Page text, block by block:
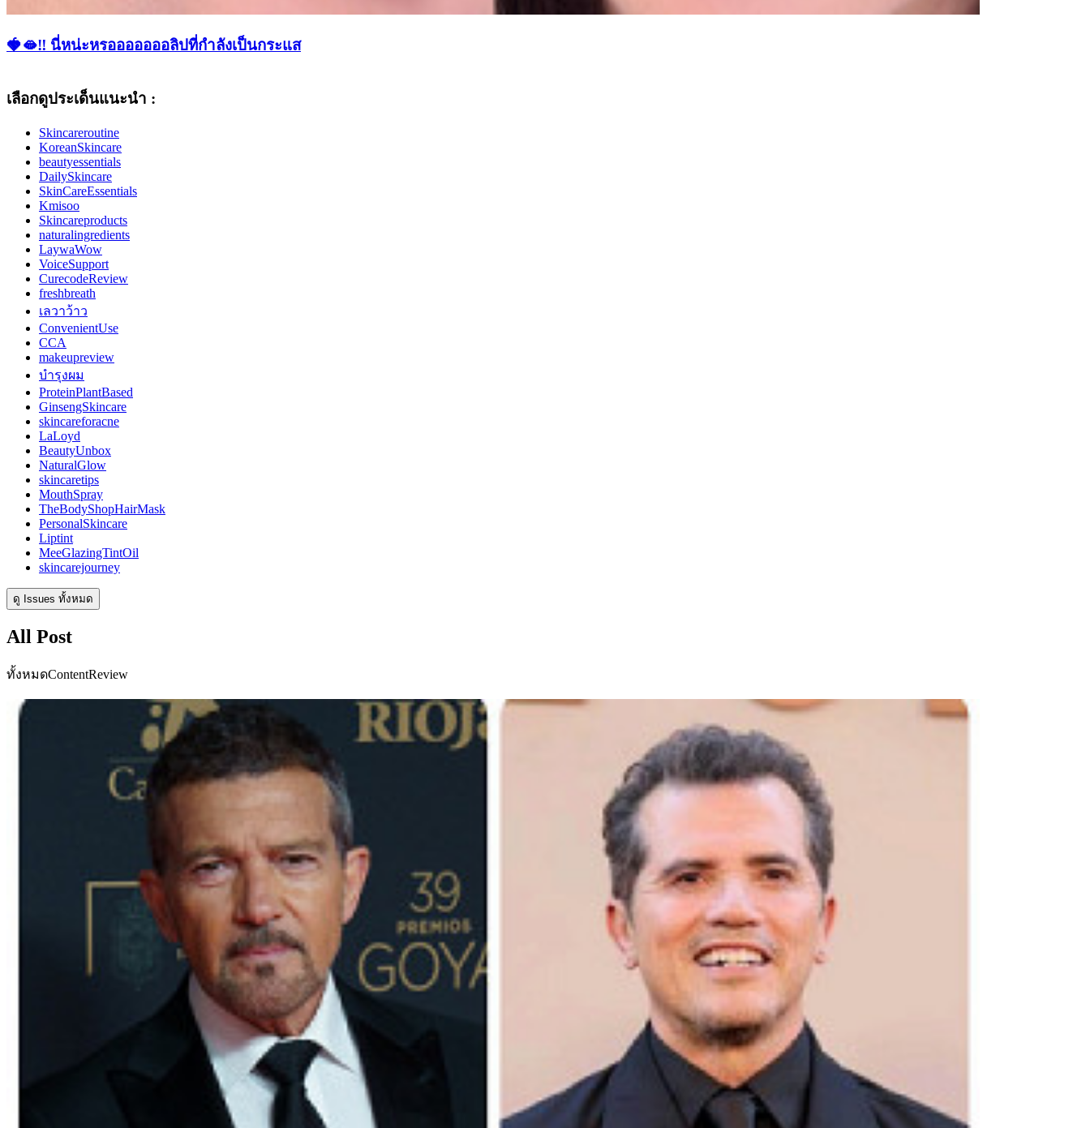
🍓🫦‼ นี่หน่ะหรอออออออลิปที่กำลังเป็นกระแส
เลือกดูประเด็นแนะนำ :
Skincareroutine
KoreanSkincare
beautyessentials
DailySkincare
SkinCareEssentials
Kmisoo
Skincareproducts
naturalingredients
LaywaWow
VoiceSupport
CurecodeReview
freshbreath
เลวาว้าว
ConvenientUse
CCA
makeupreview
บำรุงผม
ProteinPlantBased
GinsengSkincare
skincareforacne
LaLoyd
BeautyUnbox
NaturalGlow
skincaretips
MouthSpray
TheBodyShopHairMask
PersonalSkincare
Liptint
MeeGlazingTintOil
skincarejourney
ดู Issues ทั้งหมด
All Post
ทั้งหมดContentReview